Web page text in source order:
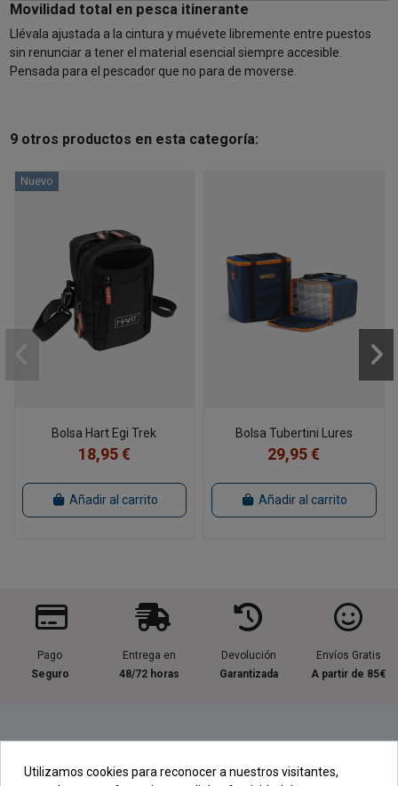
Movilidad total en pesca itinerante
Llévala ajustada a la cintura y muévete libremente entre puestos
sin renunciar a tener el material esencial siempre accesible.
Pensada para el pescador que no para de moverse.
9 otros productos en esta categoría:
Nuevo
Bolsa Hart Egi Trek
18,95 €
Añadir al carrito
Bolsa Tubertini Lures
29,95 €
Añadir al carrito
Pago
Seguro
Entrega en
48/72 horas
Devolución
Garantizada
Envíos Gratis
A partir de 85€
Utilizamos cookies para reconocer a nuestros visitantes,